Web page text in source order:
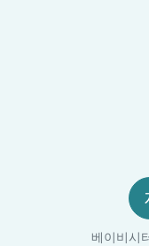
베이비시